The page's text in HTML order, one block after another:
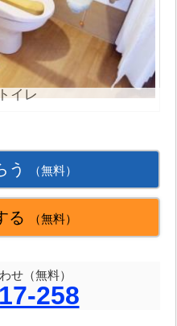
イレ
う （無料）
る （無料）
せ（無料）
258